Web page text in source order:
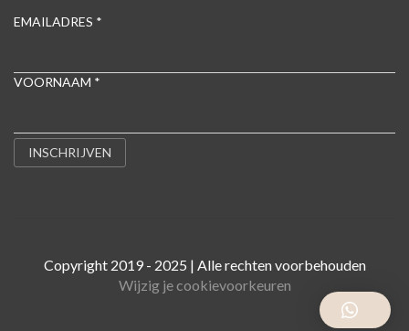
EMAILADRES *
VOORNAAM *
Copyright 2019 - 2025 | Alle rechten voorbehouden
Wijzig je cookievoorkeuren